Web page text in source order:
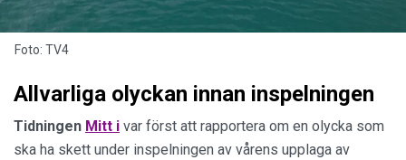
Foto: TV4
Allvarliga olyckan innan inspelningen
Tidningen Mitt i var först att rapportera om en olycka som
ska ha skett under inspelningen av vårens upplaga av